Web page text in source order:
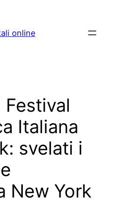
online
Festival
Italiana
svelati i
New York